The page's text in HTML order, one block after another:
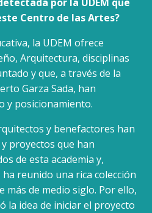
por la UDEM que
Centro de las Artes?
la UDEM ofrece
Arquitectura, disciplinas
y que, a través de la
Garza Sada, han
y posicionamiento.
y benefactores han
proyectos que han
de esta academia y,
reunido una rica colección
más de medio siglo. Por ello,
la idea de iniciar el proyecto